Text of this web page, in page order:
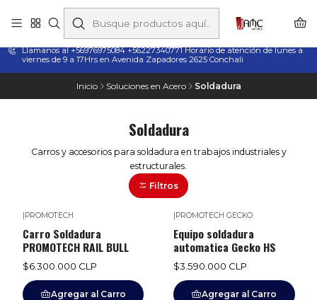
Taladros Magnéticos en Chile | Venta, Arriendo y Servicio
Técnico
Llamanos al +56976975084 +56227340771 Horario de atención de lunes a
viernes de 9 a 17Hrs en Avenida Zapadores 2625 Conchali
Inicio Soluciones en Acero Soldadura
Soldadura
Carros y accesorios para soldadura en trabajos industriales y
estructurales.
Filtros
|PROMOTECH
Carro Soldadura
PROMOTECH RAIL BULL
$6.300.000 CLP
Agregar al Carro
|PROMOTECH GECKO
Equipo soldadura
automatica Gecko HS
$3.590.000 CLP
Agregar al Carro